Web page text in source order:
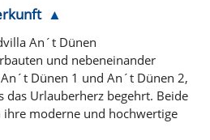
An´t Dünen
und nebeneinander
Dünen 1 und An´t Dünen 2,
das Urlauberherz begehrt. Beide
ihre moderne und hochwertige